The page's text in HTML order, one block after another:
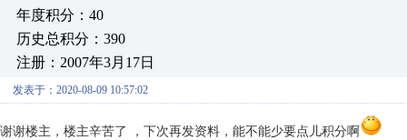
年度积分：40
历史总积分：390
注册：2007年3月17日
发表于：2020-08-09 10:57:02
谢谢楼主，楼主辛苦了 ，下次再发资料，能不能少要点儿积分啊